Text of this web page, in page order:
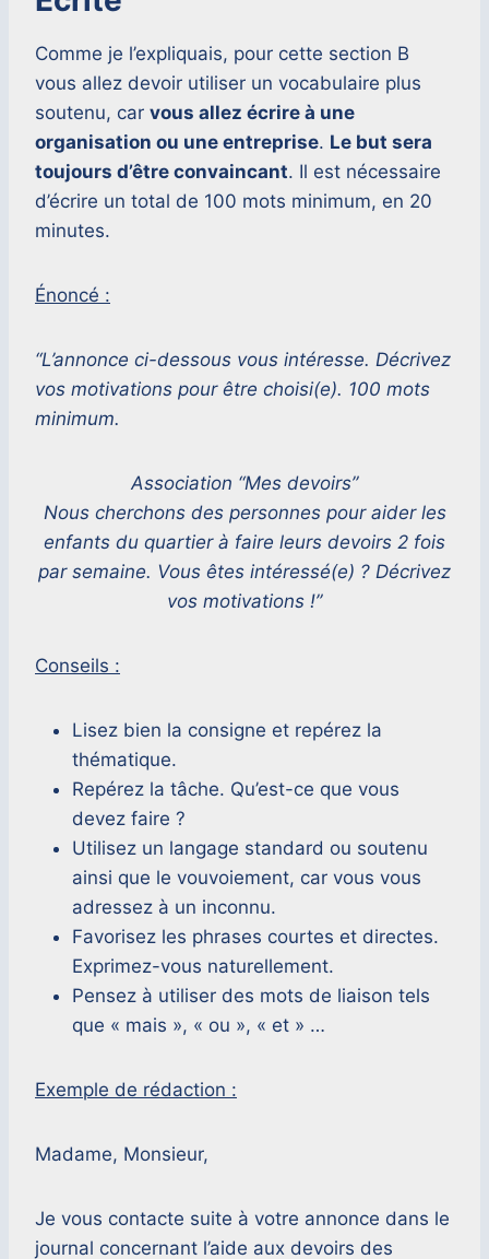
Comme je l’expliquais, pour cette section B
vous allez devoir utiliser un vocabulaire plus
soutenu, car vous allez écrire à une
organisation ou une entreprise. Le but sera
toujours d’être convaincant. Il est nécessaire
d’écrire un total de 100 mots minimum, en 20
minutes.
Énoncé :
“L’annonce ci-dessous vous intéresse. Décrivez
vos motivations pour être choisi(e). 100 mots
minimum.
Association “Mes devoirs”
Nous cherchons des personnes pour aider les
enfants du quartier à faire leurs devoirs 2 fois
par semaine. Vous êtes intéressé(e) ? Décrivez
vos motivations !”
Conseils :
Lisez bien la consigne et repérez la
thématique.
Repérez la tâche. Qu’est-ce que vous
devez faire ?
Utilisez un langage standard ou soutenu
ainsi que le vouvoiement, car vous vous
adressez à un inconnu.
Favorisez les phrases courtes et directes.
Exprimez-vous naturellement.
Pensez à utiliser des mots de liaison tels
que « mais », « ou », « et » …
Exemple de rédaction :
Madame, Monsieur,
Je vous contacte suite à votre annonce dans le
journal concernant l’aide aux devoirs des